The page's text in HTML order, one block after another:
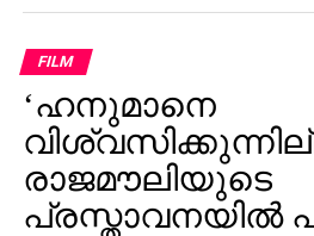
പാര്‍ട്ടിക്ക് ഒരു
ഗോവിന്ദന് മാത്രമേ
പരിഹസിച്ചു. എന്തുകൊണ്ട്
പോറ്റിക്കെതിരെ പരാതി
കുടുങ്ങിയാല്‍ പലരും കുടുങ്ങും
അറിയാമായിരുന്നുവെന്നും
FILM
‘ഹനുമാനെ
രാജമൗലിയുടെ
പ്രസ്താവനയില്‍